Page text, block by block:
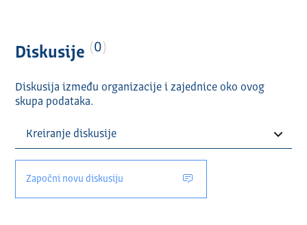
Diskusije 0
Diskusija između organizacije i zajednice oko ovog
skupa podataka.
Započni novu diskusiju